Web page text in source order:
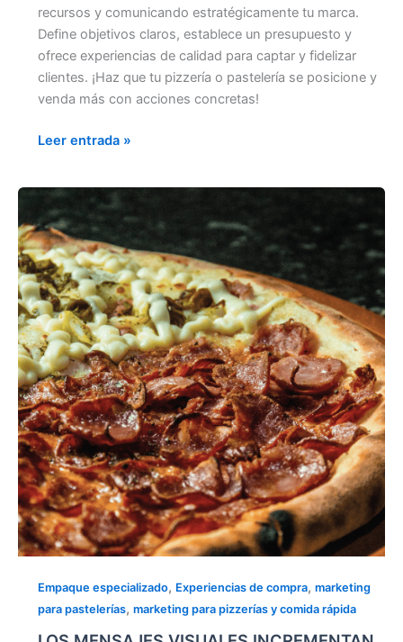
recursos y comunicando estratégicamente tu marca.
Define objetivos claros, establece un presupuesto y
ofrece experiencias de calidad para captar y fidelizar
clientes. ¡Haz que tu pizzería o pastelería se posicione y
venda más con acciones concretas!
Leer entrada »
Empaque especializado, Experiencias de compra, marketing
para pastelerías, marketing para pizzerías y comida rápida
LOS
MENSAJES
VISUALES
INCREMENTAN
LAS
VENTAS
DE
COMIDA
RÁPIDA